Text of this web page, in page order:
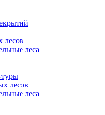
лесов
леса
лесов
леса